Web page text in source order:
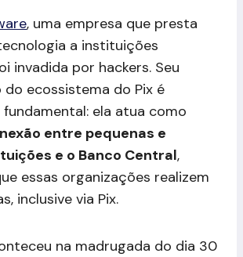
, uma empresa que presta
a instituições
invadida por hackers. Seu
ecossistema do Pix é
ela atua como
entre pequenas e
e o Banco Central,
essas organizações realizem
inclusive via Pix.
na madrugada do dia 30